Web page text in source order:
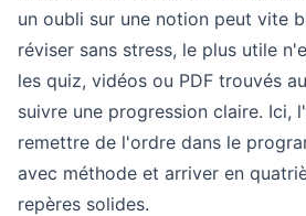
un oubli sur une notion peut vite
réviser sans stress, le plus utile
les quiz, vidéos ou PDF trouvés
suivre une progression claire. Ici,
remettre de l'ordre dans le
avec méthode et arriver en
repères solides.